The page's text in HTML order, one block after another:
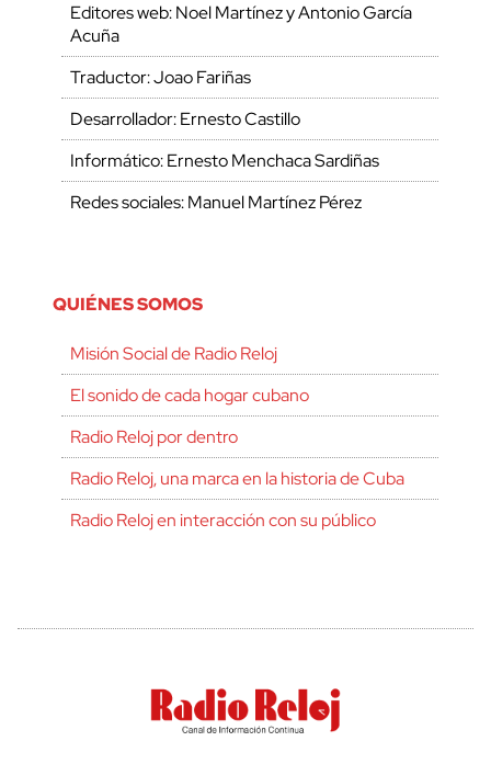
Editores web: Noel Martínez y Antonio García
Acuña
Traductor: Joao Fariñas
Desarrollador: Ernesto Castillo
Informático: Ernesto Menchaca Sardiñas
Redes sociales: Manuel Martínez Pérez
QUIÉNES SOMOS
Misión Social de Radio Reloj
El sonido de cada hogar cubano
Radio Reloj por dentro
Radio Reloj, una marca en la historia de Cuba
Radio Reloj en interacción con su público